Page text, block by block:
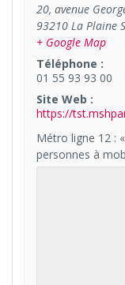
20, avenue
93210 La Plaine
+ Google Map
Téléphone :
01 55 93 93 00
Site Web :
https://
Métro ligne 12 :
personnes à